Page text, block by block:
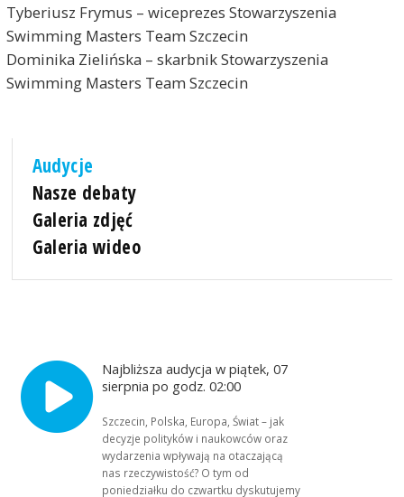
Tyberiusz Frymus – wiceprezes Stowarzyszenia
Swimming Masters Team Szczecin
Dominika Zielińska – skarbnik Stowarzyszenia
Swimming Masters Team Szczecin
Audycje
Nasze debaty
Galeria zdjęć
Galeria wideo
Najbliższa audycja w piątek, 07
sierpnia po godz. 02:00
Szczecin, Polska, Europa, Świat – jak
decyzje polityków i naukowców oraz
wydarzenia wpływają na otaczającą
nas rzeczywistość? O tym od
poniedziałku do czwartku dyskutujemy